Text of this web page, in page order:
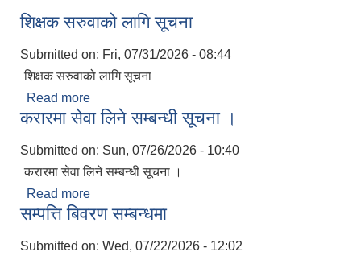
शिक्षक सरुवाको लागि सूचना
Submitted on: Fri, 07/31/2026 - 08:44
शिक्षक सरुवाको लागि सूचना
Read more
करारमा सेवा लिने सम्बन्धी सूचना ।
Submitted on: Sun, 07/26/2026 - 10:40
करारमा सेवा लिने सम्बन्धी सूचना ।
Read more
सम्पत्ति बिवरण सम्बन्धमा
Submitted on: Wed, 07/22/2026 - 12:02